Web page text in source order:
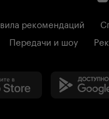
рекомендаций
Передачи и шоу